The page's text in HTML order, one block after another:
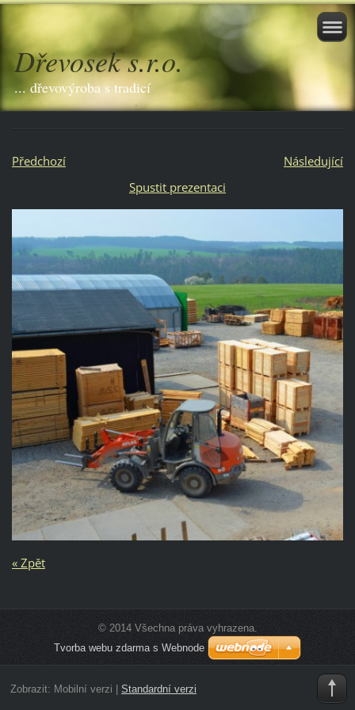
Dřevosek s.r.o.
... dřevovýroba s tradicí
Předchozí
Následující
Spustit prezentaci
« Zpět
© 2014 Všechna práva vyhrazena.
Tvorba webu zdarma s Webnode
Zobrazit: Mobilní verzi Standardní verzi